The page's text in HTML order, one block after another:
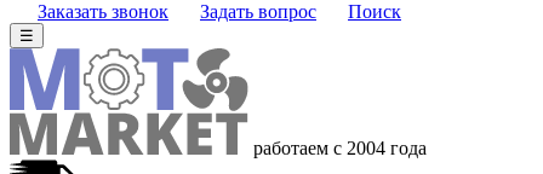
Заказать звонок Задать вопрос Поиск
☰
работаем с 2004 года